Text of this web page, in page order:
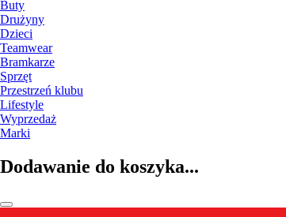
Buty
Drużyny
Dzieci
Teamwear
Bramkarze
Sprzęt
Przestrzeń klubu
Lifestyle
Wyprzedaż
Marki
Dodawanie do koszyka...